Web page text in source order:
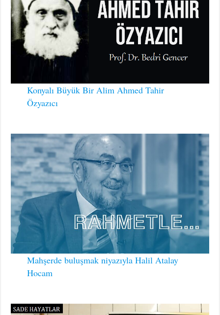
Konyalı Büyük Bir Alim Ahmed Tahir
Özyazıcı
Mahşerde buluşmak niyazıyla Halil Atalay
Hocam